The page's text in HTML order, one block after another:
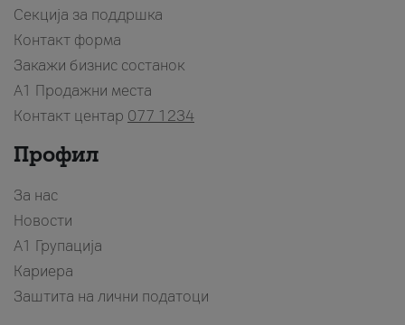
Секција за поддршка
Контакт форма
Закажи бизнис состанок
A1 Продажни места
Контакт центар 077 1234
Профил
За нас
Новости
А1 Групација
Кариера
Заштита на лични податоци